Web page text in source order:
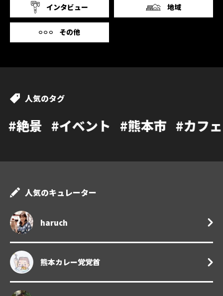
インタビュー 地域
その他
人気のタグ
#熊本市 #カフェ #温泉 #ランチ
人気のキュレーター
haruch
熊本カレー党党首